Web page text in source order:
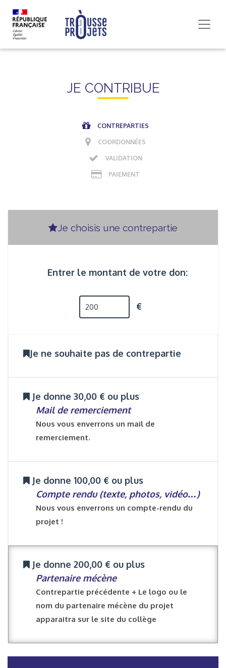
JE CONTRIBUE
CONTREPARTIES
COORDONNÉES
VALIDATION
PAIEMENT
Je choisis une contrepartie
Entrer le montant de votre don:
€
Je ne souhaite pas de contrepartie
Je donne 30,00 € ou plus
Mail de remerciement
Nous vous enverrons un mail de
remerciement.
Je donne 100,00 € ou plus
Compte rendu (texte, photos, vidéo…)
Nous vous enverrons un compte-rendu du
projet !
Je donne 200,00 € ou plus
Partenaire mécène
Contrepartie précédente + Le logo ou le
nom du partenaire mécène du projet
apparaitra sur le site du collège